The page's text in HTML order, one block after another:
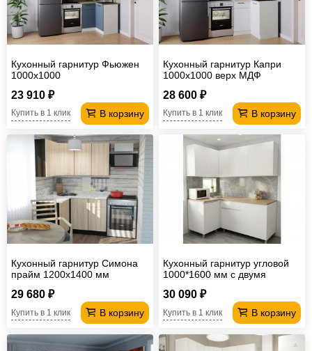
Кухонный гарнитур Фьюжен
1000х1000
23 910 ₽
В корзину
Купить в 1 клик
Кухонный гарнитур Капри
1000х1000 верх МДФ
28 600 ₽
В корзину
Купить в 1 клик
Кухонный гарнитур Симона
прайм 1200х1400 мм
29 680 ₽
В корзину
Купить в 1 клик
Кухонный гарнитур угловой
1000*1600 мм с двумя
30 090 ₽
В корзину
Купить в 1 клик